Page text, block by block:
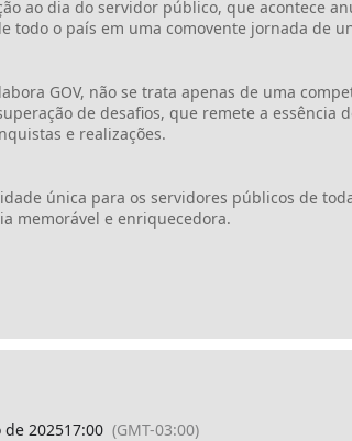
ao dia do servidor público, que acontece
todo o país em uma comovente jornada de
GOV, não se trata apenas de uma
de desafios, que remete a
e realizações.
única para os servidores públicos de
memorável e enriquecedora.
de 202517:00 (GMT-03:00)